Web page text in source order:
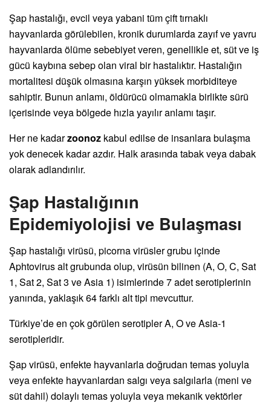
Şap hastalığı, evcil veya yabani tüm çift tırnaklı
hayvanlarda görülebilen, kronik durumlarda zayıf ve yavru
hayvanlarda ölüme sebebiyet veren, genellikle et, süt ve iş
gücü kaybına sebep olan viral bir hastalıktır. Hastalığın
mortalitesi düşük olmasına karşın yüksek morbiditeye
sahiptir. Bunun anlamı, öldürücü olmamakla birlikte sürü
içerisinde veya bölgede hızla yayılır anlamı taşır.
Her ne kadarzoonoz kabul edilse de insanlara bulaşma
yok denecek kadar azdır. Halk arasında tabak veya dabak
olarak adlandırılır.
Şap Hastalığının
Epidemiyolojisi ve Bulaşması
Şap hastalığı virüsü, picorna virüsler grubu içinde
Aphtovirus alt grubunda olup, virüsün bilinen (A, O, C, Sat
1, Sat 2, Sat 3 ve Asia 1) isimlerinde 7 adet serotiplerinin
yanında, yaklaşık 64 farklı alt tipi mevcuttur.
Türkiye’de en çok görülen serotipler A, O ve Asia-1
serotipleridir.
Şap virüsü, enfekte hayvanlarla doğrudan temas yoluyla
veya enfekte hayvanlardan salgı veya salgılarla (meni ve
süt dahil) dolaylı temas yoluyla veya mekanik vektörler